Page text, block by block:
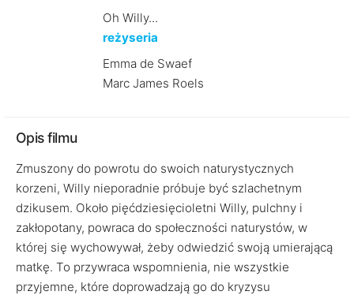
Oh Willy...
reżyseria
Emma de Swaef
Marc James Roels
Opis filmu
Zmuszony do powrotu do swoich naturystycznych
korzeni, Willy nieporadnie próbuje być szlachetnym
dzikusem. Około pięćdziesięcioletni Willy, pulchny i
zakłopotany, powraca do społeczności naturystów, w
której się wychowywał, żeby odwiedzić swoją umierającą
matkę. To przywraca wspomnienia, nie wszystkie
przyjemne, które doprowadzają go do kryzysu